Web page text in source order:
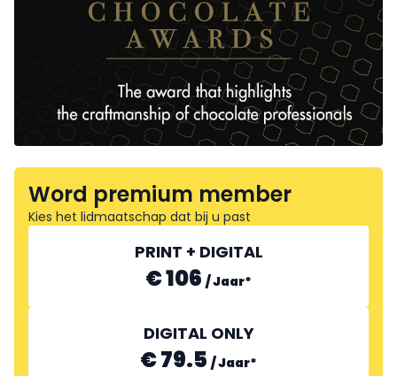
Word premium member
Kies het lidmaatschap dat bij u past
PRINT + DIGITAL
€ 106 /Jaar*
DIGITAL ONLY
€ 79.5 /Jaar*